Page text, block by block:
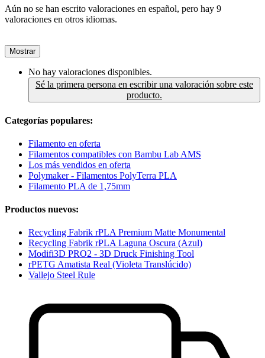
Aún no se han escrito valoraciones en español, pero hay 9
valoraciones en otros idiomas.
Mostrar
No hay valoraciones disponibles.
Sé la primera persona en escribir una valoración sobre este
producto.
Categorías populares:
Filamento en oferta
Filamentos compatibles con Bambu Lab AMS
Los más vendidos en oferta
Polymaker - Filamentos PolyTerra PLA
Filamento PLA de 1,75mm
Productos nuevos:
Recycling Fabrik rPLA Premium Matte Monumental
Recycling Fabrik rPLA Laguna Oscura (Azul)
Modifi3D PRO2 - 3D Druck Finishing Tool
rPETG Amatista Real (Violeta Translúcido)
Vallejo Steel Rule